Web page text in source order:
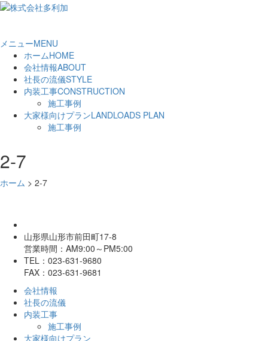
メニューMENU
ホームHOME
会社情報ABOUT
社長の流儀STYLE
内装工事CONSTRUCTION
施工事例
大家様向けプランLANDLOADS PLAN
施工事例
2-7
ホーム > 2-7
山形県山形市前田町17-8
営業時間：AM9:00～PM5:00
TEL：023-631-9680
FAX：023-631-9681
会社情報
社長の流儀
内装工事
施工事例
大家様向けプラン